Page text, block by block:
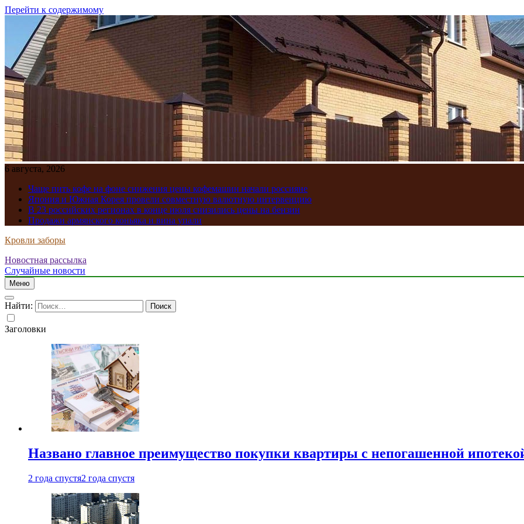
Перейти к содержимому
6 августа, 2026
Чаще пить кофе на фоне снижения цены кофемашин начали россияне
Япония и Южная Корея провели совместную валютную интервенцию
В 23 российских регионах в конце июля снизились цены на бензин
Продажи армянского коньяка и вина упали
Кровли заборы
Новостная рассылка
Случайные новости
Меню
Найти:
Заголовки
Названо главное преимущество покупки квартиры с непогашенной
2 года спустя2 года спустя